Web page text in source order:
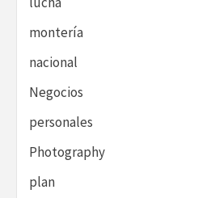
montería
nacional
Negocios
personales
Photography
plan